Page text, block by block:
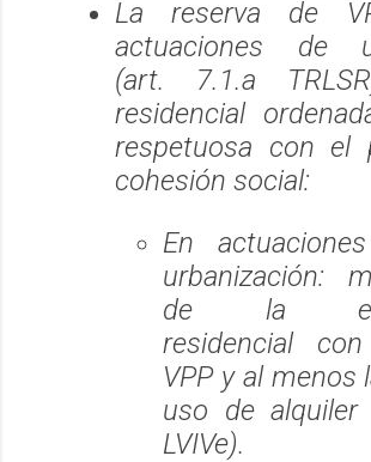
La reserva de
actuaciones de
(art. 7.1.a
residencial
respetuosa con el
cohesión social:
En
urbanización:
de la
residencial
VPP y al menos
uso de alquiler
LVIVe).